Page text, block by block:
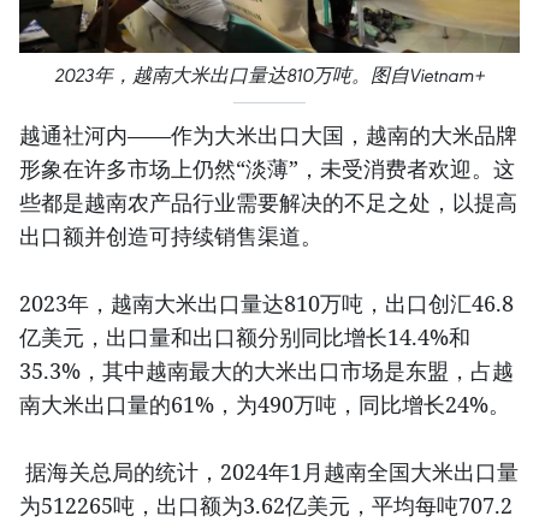
2023年，越南大米出口量达810万吨。图自Vietnam+
越通社河内——作为大米出口大国，越南的大米品牌
形象在许多市场上仍然“淡薄”，未受消费者欢迎。这
些都是越南农产品行业需要解决的不足之处，以提高
出口额并创造可持续销售渠道。
2023年，越南大米出口量达810万吨，出口创汇46.8
亿美元，出口量和出口额分别同比增长14.4%和
35.3%，其中越南最大的大米出口市场是东盟，占越
南大米出口量的61%，为490万吨，同比增长24%。
据海关总局的统计，2024年1月越南全国大米出口量
为512265吨，出口额为3.62亿美元，平均每吨707.2